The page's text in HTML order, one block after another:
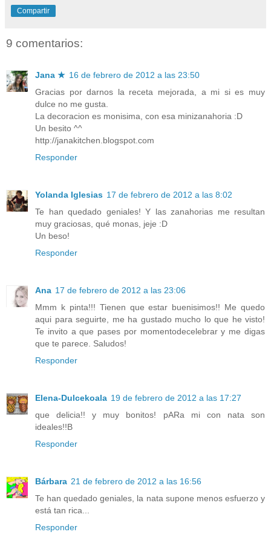
Compartir
9 comentarios:
Jana ★ 16 de febrero de 2012 a las 23:50
Gracias por darnos la receta mejorada, a mi si es muy
dulce no me gusta.
La decoracion es monisima, con esa minizanahoria :D
Un besito ^^
http://janakitchen.blogspot.com
Responder
Yolanda Iglesias 17 de febrero de 2012 a las 8:02
Te han quedado geniales! Y las zanahorias me resultan
muy graciosas, qué monas, jeje :D
Un beso!
Responder
Ana 17 de febrero de 2012 a las 23:06
Mmm k pinta!!! Tienen que estar buenisimos!! Me quedo
aqui para seguirte, me ha gustado mucho lo que he visto!
Te invito a que pases por momentodecelebrar y me digas
que te parece. Saludos!
Responder
Elena-Dulcekoala 19 de febrero de 2012 a las 17:27
que delicia!! y muy bonitos! pARa mi con nata son
ideales!!B
Responder
Bárbara 21 de febrero de 2012 a las 16:56
Te han quedado geniales, la nata supone menos esfuerzo y
está tan rica...
Responder